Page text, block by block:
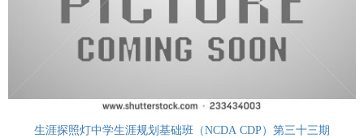
生涯探照灯中学生涯规划基础班（NCDA CDP）第三十三期